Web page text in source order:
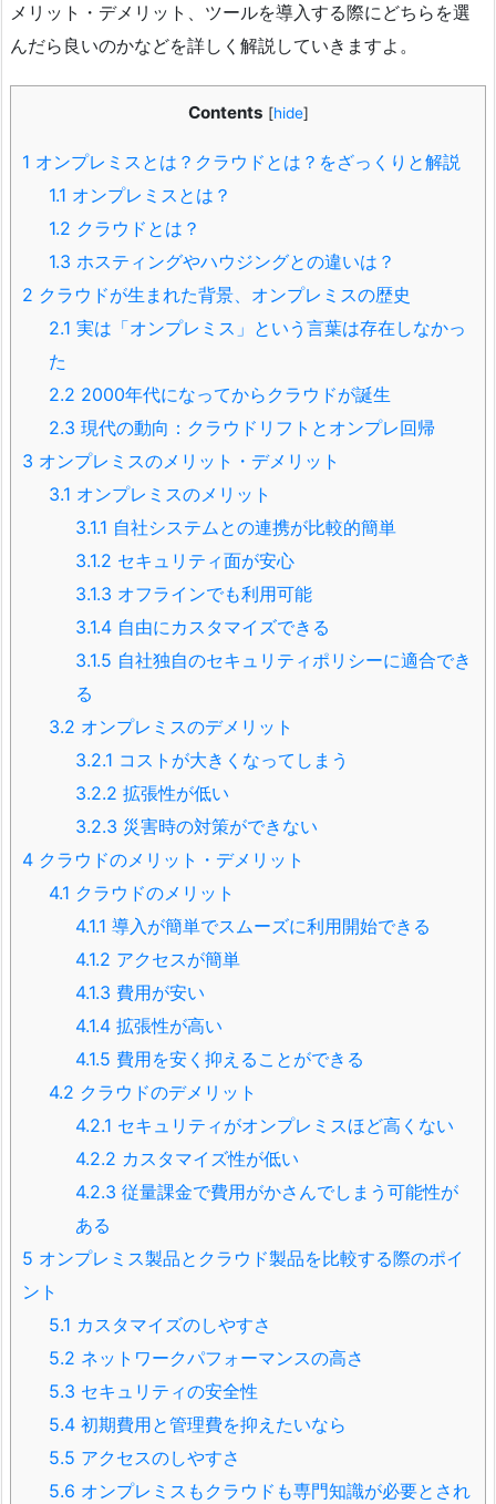
メリット・デメリット、ツールを導入する際にどちらを選
んだら良いのかなどを詳しく解説していきますよ。
Contents [hide]
1 オンプレミスとは？クラウドとは？をざっくりと解説
1.1 オンプレミスとは？
1.2 クラウドとは？
1.3 ホスティングやハウジングとの違いは？
2 クラウドが生まれた背景、オンプレミスの歴史
2.1 実は「オンプレミス」という言葉は存在しなかっ
た
2.2 2000年代になってからクラウドが誕生
2.3 現代の動向：クラウドリフトとオンプレ回帰
3 オンプレミスのメリット・デメリット
3.1 オンプレミスのメリット
3.1.1 自社システムとの連携が比較的簡単
3.1.2 セキュリティ面が安心
3.1.3 オフラインでも利用可能
3.1.4 自由にカスタマイズできる
3.1.5 自社独自のセキュリティポリシーに適合でき
る
3.2 オンプレミスのデメリット
3.2.1 コストが大きくなってしまう
3.2.2 拡張性が低い
3.2.3 災害時の対策ができない
4 クラウドのメリット・デメリット
4.1 クラウドのメリット
4.1.1 導入が簡単でスムーズに利用開始できる
4.1.2 アクセスが簡単
4.1.3 費用が安い
4.1.4 拡張性が高い
4.1.5 費用を安く抑えることができる
4.2 クラウドのデメリット
4.2.1 セキュリティがオンプレミスほど高くない
4.2.2 カスタマイズ性が低い
4.2.3 従量課金で費用がかさんでしまう可能性が
ある
5 オンプレミス製品とクラウド製品を比較する際のポイ
ント
5.1 カスタマイズのしやすさ
5.2 ネットワークパフォーマンスの高さ
5.3 セキュリティの安全性
5.4 初期費用と管理費を抑えたいなら
5.5 アクセスのしやすさ
5.6 オンプレミスもクラウドも専門知識が必要とされ